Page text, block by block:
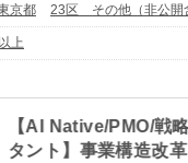
京都 23区 その他（非公開
上
【AI Native/PMO/戦
タント】事業構造改